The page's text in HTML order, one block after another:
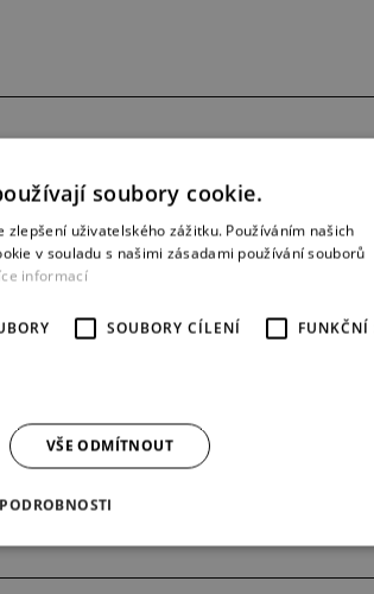
soubory cookie.
uživatelského zážitku. Používáním našich
v souladu s našimi zásadami používání souborů
informací
SOUBORY CÍLENÍ FUNKČNÍ
VŠE ODMÍTNOUT